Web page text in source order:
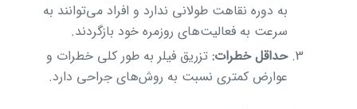
به دوره نقاهت طولانی ندارد و افراد می‌توانند به
سرعت به فعالیت‌های روزمره خود بازگردند.
حداقل خطرات:تزریق فیلر به طور کلی خطرات و
عوارض کمتری نسبت به روش‌های جراحی دارد.